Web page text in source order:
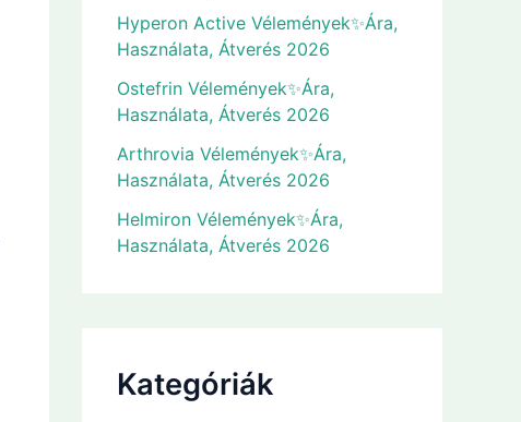
Hyperon Active Vélemények✨Ára,
Használata, Átverés 2026
Ostefrin Vélemények✨Ára,
Használata, Átverés 2026
Arthrovia Vélemények✨Ára,
Használata, Átverés 2026
Helmiron Vélemények✨Ára,
Használata, Átverés 2026
Kategóriák